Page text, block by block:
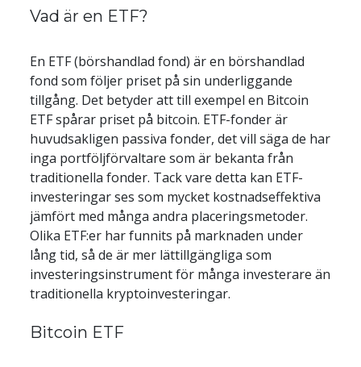
Vad är en ETF?
En ETF (börshandlad fond) är en börshandlad
fond som följer priset på sin underliggande
tillgång. Det betyder att till exempel en Bitcoin
ETF spårar priset på bitcoin. ETF-fonder är
huvudsakligen passiva fonder, det vill säga de har
inga portföljförvaltare som är bekanta från
traditionella fonder. Tack vare detta kan ETF-
investeringar ses som mycket kostnadseffektiva
jämfört med många andra placeringsmetoder.
Olika ETF:er har funnits på marknaden under
lång tid, så de är mer lättillgängliga som
investeringsinstrument för många investerare än
traditionella kryptoinvesteringar.
Bitcoin ETF